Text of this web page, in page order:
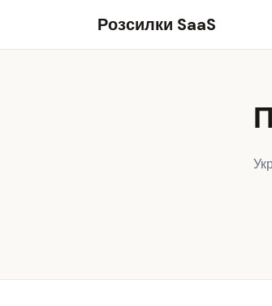
Розсилки SaaS